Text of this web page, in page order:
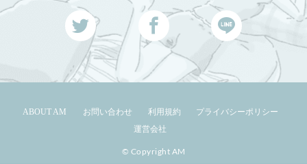
ABOUT AM お問い合わせ 利用規約
プライバシーポリシー
運営会社
© Copyright AM